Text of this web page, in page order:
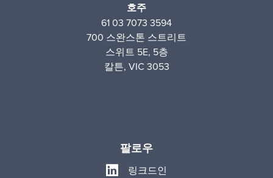
호주
61 03 7073 3594
700 스완스톤 스트리트
스위트 5E, 5층
칼튼, VIC 3053
팔로우
링크드인